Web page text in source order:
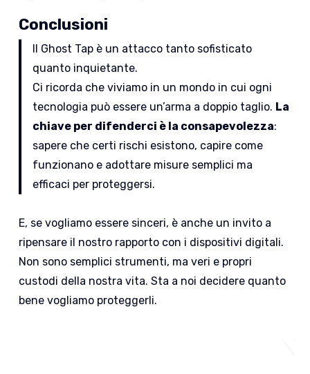
Conclusioni
Il Ghost Tap è un attacco tanto sofisticato
quanto inquietante.
Ci ricorda che viviamo in un mondo in cui ogni
tecnologia può essere un’arma a doppio taglio. La
chiave per difenderci è la consapevolezza:
sapere che certi rischi esistono, capire come
funzionano e adottare misure semplici ma
efficaci per proteggersi.
E, se vogliamo essere sinceri, è anche un invito a
ripensare il nostro rapporto con i dispositivi digitali.
Non sono semplici strumenti, ma veri e propri
custodi della nostra vita. Sta a noi decidere quanto
bene vogliamo proteggerli.